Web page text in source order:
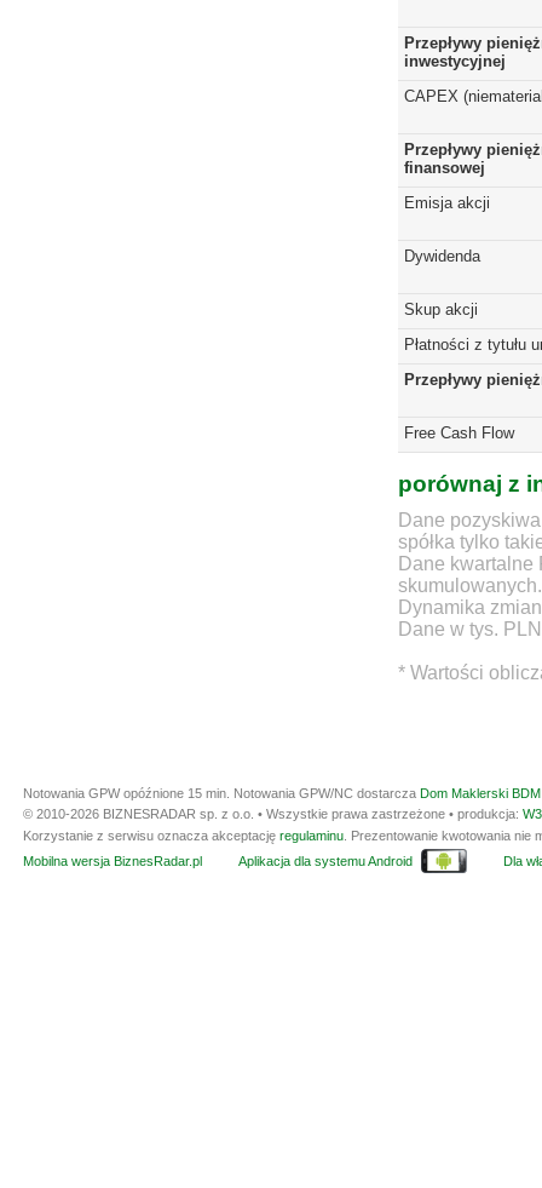
Przepływy
inwestycyjnej
CAPEX
Przepływy
finansowej
Emisja akcji
Dywidenda
Skup akcji
Płatności z tytułu
Przepływy
Free Cash Flow
porównaj z
Dane
spółka tylko
Dane
skumulowanych.
Dynamika
Dane w tys. PLN
* Wartości
Notowania GPW opóźnione 15 min. Notowania GPW/NC dostarcza Dom Maklerski
© 2010-2026 BIZNESRADAR sp. z o.o. • Wszystkie prawa zastrzeżone • produkcja:
Korzystanie z serwisu oznacza akceptację regulaminu . Prezentowanie kwotowania
Mobilna wersja BiznesRadar.pl
Aplikacja dla systemu Android Dla